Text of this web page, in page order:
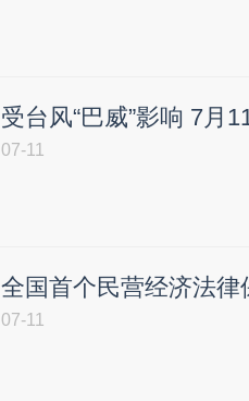
受台风“巴威”影响 7月
07-11
全国首个民营经济法律
07-11